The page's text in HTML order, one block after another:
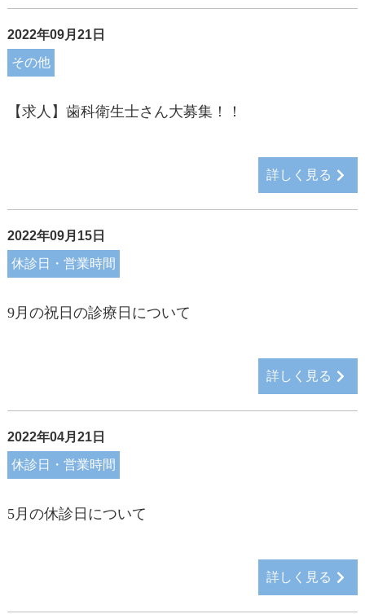
2022年09月21日
その他
【求人】歯科衛生士さん大募集！！
詳しく見る
2022年09月15日
休診日・営業時間
9月の祝日の診療日について
詳しく見る
2022年04月21日
休診日・営業時間
5月の休診日について
詳しく見る